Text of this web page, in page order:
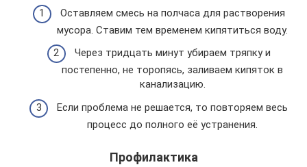
Оставляем смесь на полчаса для растворения
мусора. Ставим тем временем кипятиться воду.
Через тридцать минут убираем тряпку и
постепенно, не торопясь, заливаем кипяток в
канализацию.
Если проблема не решается, то повторяем весь
процесс до полного её устранения.
Профилактика